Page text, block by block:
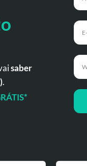
saber
.